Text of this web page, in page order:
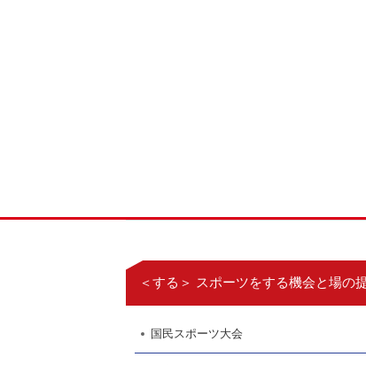
＜する＞ スポーツをする機会と場の
国民スポーツ大会